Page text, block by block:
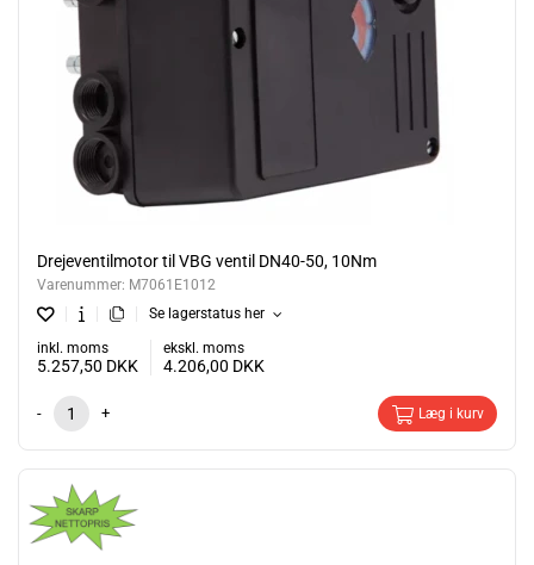
Drejeventilmotor til VBG ventil DN40-50, 10Nm
Varenummer: M7061E1012
Se lagerstatus her
inkl. moms
5.257,50 DKK
ekskl. moms
4.206,00 DKK
- + Læg i kurv